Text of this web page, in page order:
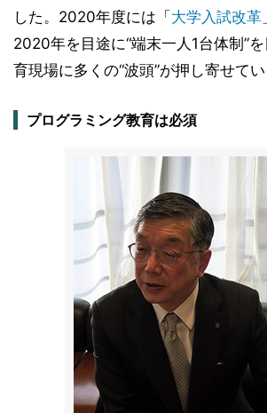
した。2020年度には「 大学入試改革
2020年を目途に“端末一人1台体制”
育現場に多くの“波頭”が押し寄せてい
プログラミング教育は必須